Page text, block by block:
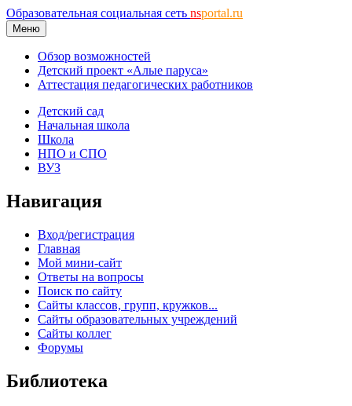
Образовательная социальная сеть nsportal.ru
Меню
Обзор возможностей
Детский проект «Алые паруса»
Аттестация педагогических работников
Детский сад
Начальная школа
Школа
НПО и СПО
ВУЗ
Навигация
Вход/регистрация
Главная
Мой мини-сайт
Ответы на вопросы
Поиск по сайту
Сайты классов, групп, кружков...
Сайты образовательных учреждений
Сайты коллег
Форумы
Библиотека